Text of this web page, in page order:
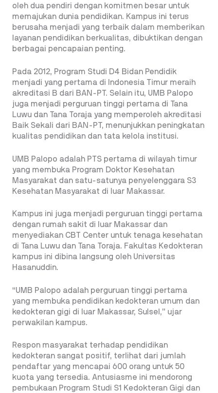
oleh dua pendiri dengan komitmen besar untuk
memajukan dunia pendidikan. Kampus ini terus
berusaha menjadi yang terbaik dalam memberikan
layanan pendidikan berkualitas, dibuktikan dengan
berbagai pencapaian penting.
Pada 2012, Program Studi D4 Bidan Pendidik
menjadi yang pertama di Indonesia Timur meraih
akreditasi B dari BAN-PT. Selain itu, UMB Palopo
juga menjadi perguruan tinggi pertama di Tana
Luwu dan Tana Toraja yang memperoleh akreditasi
Baik Sekali dari BAN-PT, menunjukkan peningkatan
kualitas pendidikan dan tata kelola institusi.
UMB Palopo adalah PTS pertama di wilayah timur
yang membuka Program Doktor Kesehatan
Masyarakat dan satu-satunya penyelenggara S3
Kesehatan Masyarakat di luar Makassar.
Kampus ini juga menjadi perguruan tinggi pertama
dengan rumah sakit di luar Makassar dan
menyediakan CBT Center untuk tenaga kesehatan
di Tana Luwu dan Tana Toraja. Fakultas Kedokteran
kampus ini dibina langsung oleh Universitas
Hasanuddin.
“UMB Palopo adalah perguruan tinggi pertama
yang membuka pendidikan kedokteran umum dan
kedokteran gigi di luar Makassar, Sulsel,” ujar
perwakilan kampus.
Respon masyarakat terhadap pendidikan
kedokteran sangat positif, terlihat dari jumlah
pendaftar yang mencapai 600 orang untuk 50
kuota yang tersedia. Antusiasme ini mendorong
pembukaan Program Studi S1 Kedokteran Gigi dan